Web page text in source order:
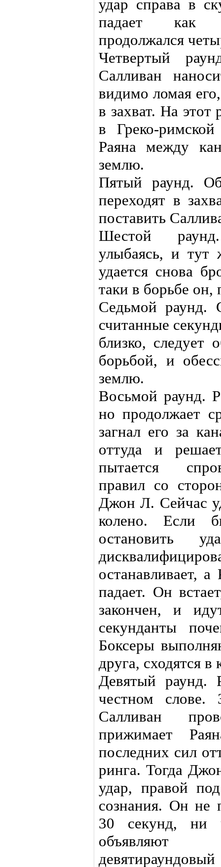
удар справа в
падает как
продолжался
Четвертый
Салливан
видимо ломая
в захват. На этот
в Греко-
Раяна между
землю.
Пятый раунд.
переходят в
поставить
Шестой
улыбаясь, и тут
удается снова
таки в борьбе он,
Седьмой раунд.
считанные
близко, следует
борьбой, и
землю.
Восьмой раунд.
но продолжает
загнал его за
оттуда и
пытается
правил со
Джон Л. Сейчас
колено. Если
остановить
останавливает,
падает. Он
закончен, и
секунданты
Боксеры
друга, сходятся
Девятый раунд.
честном слове.
Салливан
прижимает
последних сил
ринга. Тогда
удар, правой
сознания. Он не
30 секунд, ни
объявляют